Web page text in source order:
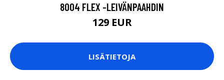
8004 FLEX -LEIVÄNPAAHDIN
129 EUR
LISÄTIETOJA